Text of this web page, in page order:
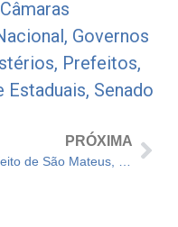
Câmaras
, Governos
, Prefeitos,
Estaduais, Senado
PRÓXIMA